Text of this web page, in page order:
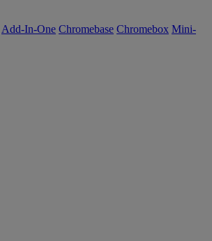
Add-In-One Chromebase Chromebox Mini-